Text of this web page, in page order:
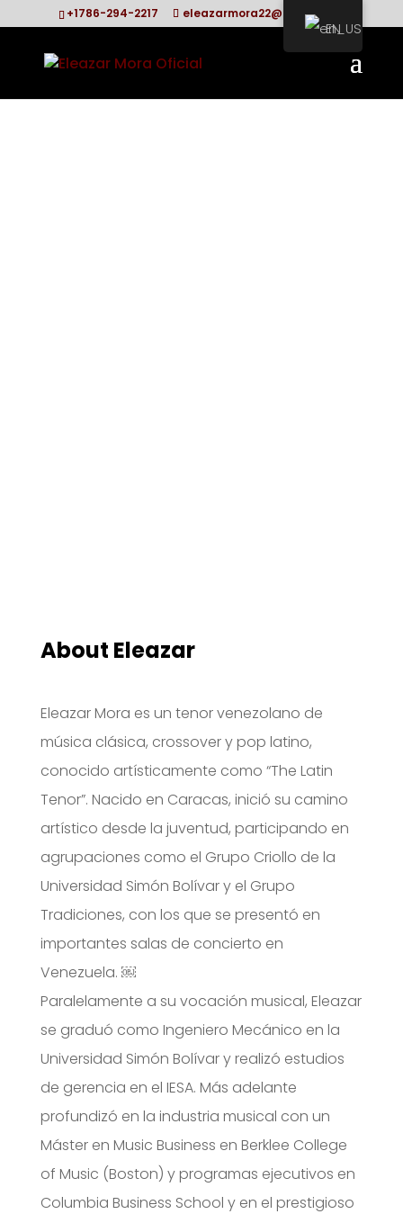
+1786-294-2217 eleazarmora22@gmail.com
About Eleazar
Eleazar Mora es un tenor venezolano de
música clásica, crossover y pop latino,
conocido artísticamente como “The Latin
Tenor”. Nacido en Caracas, inició su camino
artístico desde la juventud, participando en
agrupaciones como el Grupo Criollo de la
Universidad Simón Bolívar y el Grupo
Tradiciones, con los que se presentó en
importantes salas de concierto en
Venezuela. ￼
Paralelamente a su vocación musical, Eleazar
se graduó como Ingeniero Mecánico en la
Universidad Simón Bolívar y realizó estudios
de gerencia en el IESA. Más adelante
profundizó en la industria musical con un
Máster en Music Business en Berklee College
of Music (Boston) y programas ejecutivos en
Columbia Business School y en el prestigioso
EN